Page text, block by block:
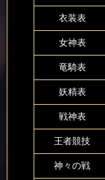
衣装表
女神表
竜騎表
妖精表
戦神表
王者競技
神々の戦